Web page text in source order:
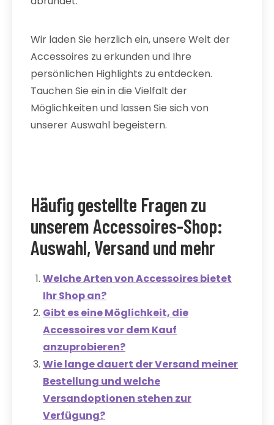
Wir laden Sie herzlich ein, unsere Welt der
Accessoires zu erkunden und Ihre
persönlichen Highlights zu entdecken.
Tauchen Sie ein in die Vielfalt der
Möglichkeiten und lassen Sie sich von
unserer Auswahl begeistern.
Häufig gestellte Fragen zu
unserem Accessoires-Shop:
Auswahl, Versand und mehr
Welche Arten von Accessoires bietet
Ihr Shop an?
Gibt es eine Möglichkeit, die
Accessoires vor dem Kauf
anzuprobieren?
Wie lange dauert der Versand meiner
Bestellung und welche
Versandoptionen stehen zur
Verfügung?